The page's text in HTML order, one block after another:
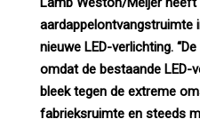
aardappelontvangstruimte
nieuwe LED-verlichting.
omdat de bestaande LED-
bleek tegen de extreme
fabrieksruimte en steeds